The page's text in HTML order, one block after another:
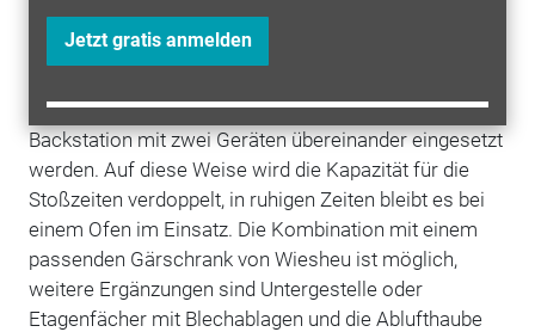
Jetzt gratis anmelden
mit ­biologisch abbaubarem Flüssigreiniger verfügbar,
der Reinigertank ist in den Backofenkorpus integriert.
Der Minimat 43S von Wiesheu kann auch als
Backstation mit zwei Geräten übereinander eingesetzt
werden. Auf ­diese Weise wird die Kapazität für die
Stoß­zeiten verdoppelt, in ruhigen Zeiten bleibt es bei
einem Ofen im Einsatz. Die Kombination mit einem
passenden Gärschrank von Wiesheu ist möglich,
weitere Ergänzungen sind Untergestelle oder
Etagenfächer mit Blechablagen und die Ablufthaube